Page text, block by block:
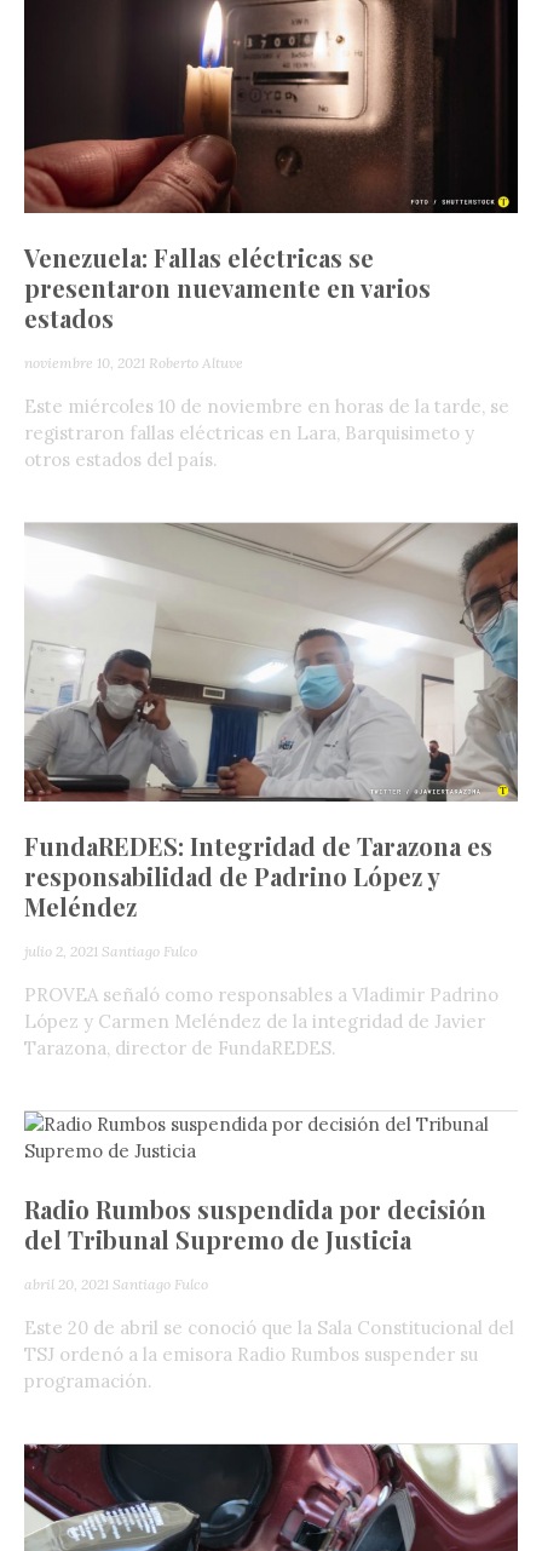
Venezuela: Fallas eléctricas se
presentaron nuevamente en varios
estados
noviembre 10, 2021 Roberto Altuve
Este miércoles 10 de noviembre en horas de la tarde, se
registraron fallas eléctricas en Lara, Barquisimeto y
otros estados del país.
FundaREDES: Integridad de Tarazona es
responsabilidad de Padrino López y
Meléndez
julio 2, 2021 Santiago Fulco
PROVEA señaló como responsables a Vladimir Padrino
López y Carmen Meléndez de la integridad de Javier
Tarazona, director de FundaREDES.
Radio Rumbos suspendida por decisión
del Tribunal Supremo de Justicia
abril 20, 2021 Santiago Fulco
Este 20 de abril se conoció que la Sala Constitucional del
TSJ ordenó a la emisora Radio Rumbos suspender su
programación.